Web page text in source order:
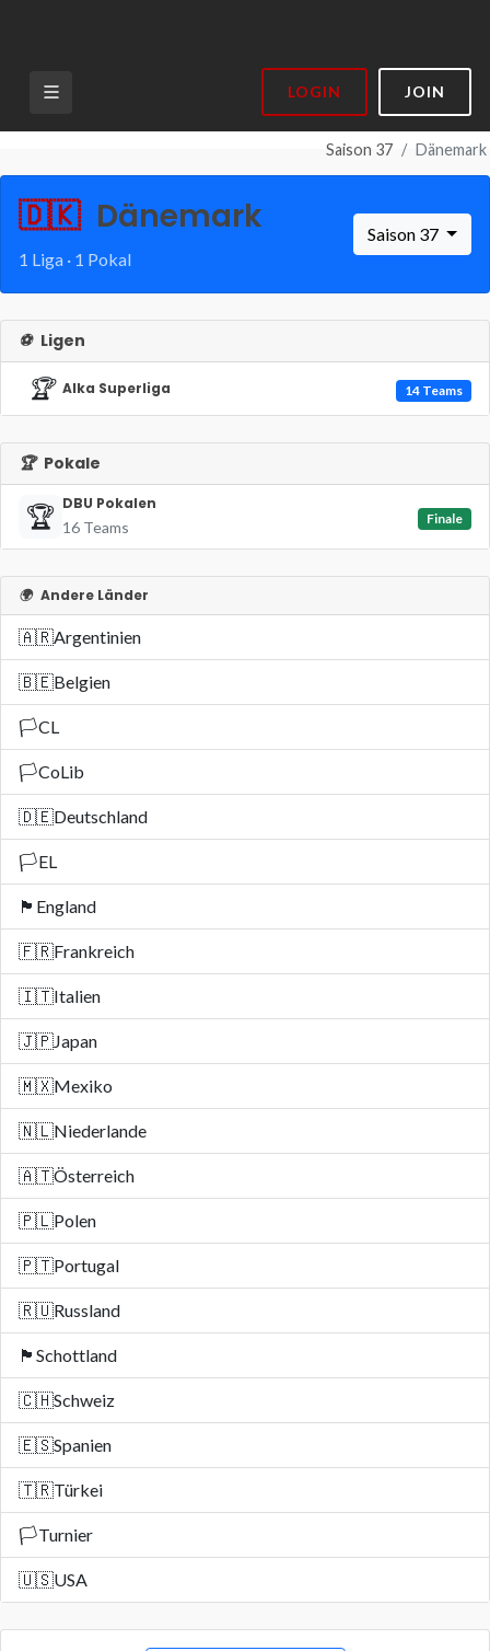
LOGIN JOIN
Saison 37 Dänemark
🇩🇰 Dänemark
1 Liga · 1 Pokal
Saison 37
⚽ Ligen
🏆 Alka Superliga 14 Teams
🏆 Pokale
🏆 DBU Pokalen
16 Teams
Finale
🌍 Andere Länder
🇦🇷Argentinien
🇧🇪Belgien
🏳️CL
🏳️CoLib
🇩🇪Deutschland
🏳️EL
🏴󠁧󠁢󠁥󠁮󠁧󠁿 England
🇫🇷Frankreich
🇮🇹Italien
🇯🇵Japan
🇲🇽Mexiko
🇳🇱Niederlande
🇦🇹Österreich
🇵🇱Polen
🇵🇹Portugal
🇷🇺Russland
🏴󠁧󠁢󠁳󠁣󠁴󠁿 Schottland
🇨🇭Schweiz
🇪🇸Spanien
🇹🇷Türkei
🏳️Turnier
🇺🇸USA